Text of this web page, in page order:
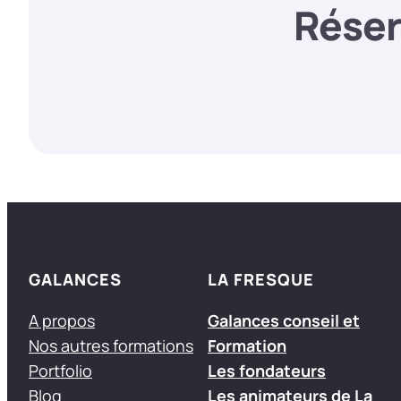
GALANCES
A propos
Nos autres formations
Portfolio
Blog
LA FRESQUE
Galances conseil et
Formation
Les fondateurs
Les animateurs de La